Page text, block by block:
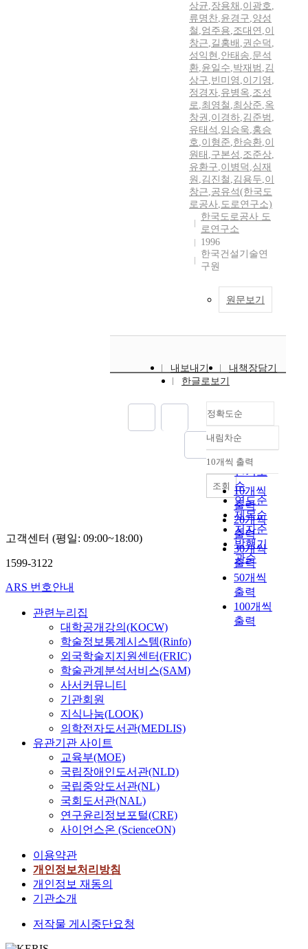
상균,장용채 ,이광호,
류명찬,윤경구,양성
철 ,엄주용,조대연 ,이
창근, 길홍배 ,권순덕 ,
성익현 ,안태송,문석
환,윤일수,박재범 ,김
상구,빈미영 ,이기영 ,
정경자,유병옥,조성
로,최영철 ,최상준,옥
창권 ,이경하,김준범 ,
유태석 ,임승욱,홍승
호,이형준,한승환,이
원태 ,구본성 ,조준상,
유환구,이병덕 ,심재
원 ,김진철 ,김용두,이
창근,공유석(한국도
로공사,도로연구소)
한국도로공사 도
로연구소
1996
한국건설기술연
구원
원문보기
내보내기
내책장담기
한글로보기
정확도순
정확도
순
인기도
순
연도순
제목순
저자순
발행기
관순
내림차순
내림차순
10개씩 출력
10개씩
출력
20개씩
출력
30개씩
출력
50개씩
출력
100개씩
출력
조회
고객센터 (평일: 09:00~18:00)
1599-3122
ARS 번호안내
관련누리집
대학공개강의(KOCW)
학술정보통계시스템(Rinfo)
외국학술지지원센터(FRIC)
학술관계분석서비스(SAM)
사서커뮤니티
기관회원
지식나눔(LOOK)
의학전자도서관(MEDLIS)
유관기관 사이트
교육부(MOE)
국립장애인도서관(NLD)
국립중앙도서관(NL)
국회도서관(NAL)
연구윤리정보포털(CRE)
사이언스온 (ScienceON)
이용약관
개인정보처리방침
개인정보 재동의
기관소개
저작물 게시중단요청